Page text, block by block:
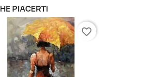
PIACERTI
favorite_border